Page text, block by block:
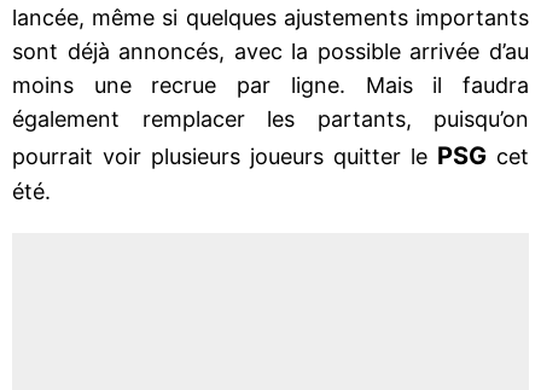
lancée, même si quelques ajustements importants
sont déjà annoncés, avec la possible arrivée d’au
moins une recrue par ligne. Mais il faudra
également remplacer les partants, puisqu’on
pourrait voir plusieurs joueurs quitter le PSG cet
été.